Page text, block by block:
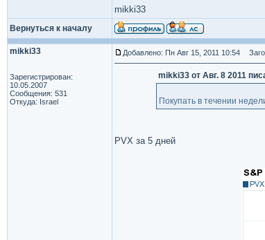
mikki33
Вернуться к началу
mikki33
Зарегистрирован:
10.05.2007
Сообщения: 531
Откуда: Israel
Добавлено: Пн Авг 15, 2011 10:54
mikki33 от Авг. 8 2011
Покупать в течении
PVX за 5 дней